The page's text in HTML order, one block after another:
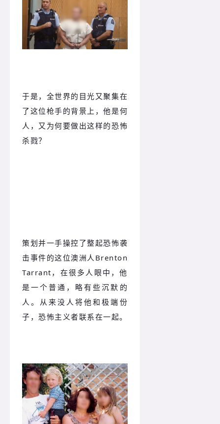
于是，全世界的目光又聚集在
了这位枪手的背景上，他是何
人，又为何要做出这样的恐怖
杀戮？
策划并一手操控了整起恐怖袭
击事件的这位澳洲人Brenton
Tarrant，在很多人眼中，他
是一个普通，略有些沉默的
人。从来没人将他和极端份
子，恐怖主义者联系在一起。